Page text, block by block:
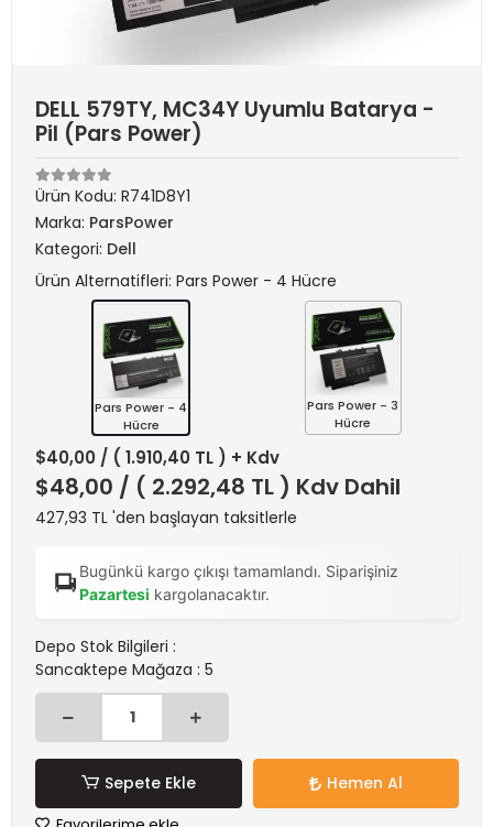
DELL 579TY, MC34Y Uyumlu Batarya -
Pil (Pars Power)
Ürün Kodu: R741D8Y1
Marka: ParsPower
Kategori: Dell
Ürün Alternatifleri: Pars Power - 4 Hücre
Pars Power - 4
Hücre
Pars Power - 3
Hücre
$40,00 / ( 1.910,40 TL ) + Kdv
$48,00 / ( 2.292,48 TL ) Kdv Dahil
427,93 TL 'den başlayan taksitlerle
Bugünkü kargo çıkışı tamamlandı. Siparişiniz
Pazartesi kargolanacaktır.
Depo Stok Bilgileri :
Sancaktepe Mağaza : 5
Sepete Ekle Hemen Al